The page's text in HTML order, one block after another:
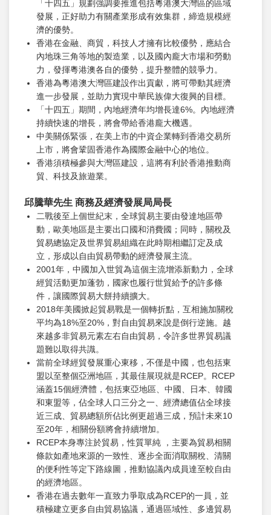
「十四五」規劃強調要推進包括粵港澳大灣區的區域
發展，正好助力有關產業形成有效集群，締造規模經
濟的優勢。
香港在金融、商貿，科技人才擁有比較優勢，應結合
內地珠三角等地的製造業，以及國內龐大市場和勞動
力，發揮粵港澳各自的優勢，提升整體的競爭力。
香港為粵港澳大灣區建設作出貢獻，將可帶動其經濟
進一步發展，並助力實現中華民族偉大復興的目標。
「十四五」期間，內地經濟年均增長達6%。內地經濟
持續快速的增長，將會帶給香港龐大機遇。
中美關係緊張，在美上市的中資企業轉到香港交易所
上市，將會鞏固香港作為國際金融中心的地位。
香港須積極參與大灣區建設，這將有利於香港推動商
貿、科技及旅遊業。
邱騰華先生 商務及經濟發展局局長
二戰後至上個世紀末，全球貿易主要由發達地區帶
動，歐美地區是主要出口國和消費國；同時，關稅及
貿易總協定及世界貿易組織在此時期相繼訂定及成
立，形成以自由貿易帶動的經濟發展主流。
2001年，中國加入世貿為這個主流增添新動力，全球
經貿活動更加蓬勃，國家也履行世貿給予的許多條
件，讓國際貿易大餅持續擴大。
2018年美國掀起貿易戰是一個轉折點，互相施加關稅
平均為18%至20%，對自由貿易來說是倒行逆施。越
來越多非貿易元素左右自由貿易，令許多世界貿易議
題難以取得共識。
當前全球經貿發展重心東移，不僅是中國，也包括東
盟以至整個亞洲地區，其最佳展現就是RCEP。RCEP
涵蓋15個經濟體，包括東亞地區、中國、日本、韓國
和東盟等，佔全球人口三分之一、經濟總值佔全球接
近三成、貿易總額所佔比例更超過三成，預計未來10
至20年，相關份額將會持續增加。
RCEP本身專注於貿易，性質單純 ，主要為貿易相關
條款如產地來源的一致性、逐步全面消取關稅、清關
的便利性等定下路線圖，推動協議內成員達至較自由
的經濟地區。
香港在過去數年一直致力爭取成為RCEP的一員，並
積極建立更多自由貿易協議，通過區域性、多邊貿易